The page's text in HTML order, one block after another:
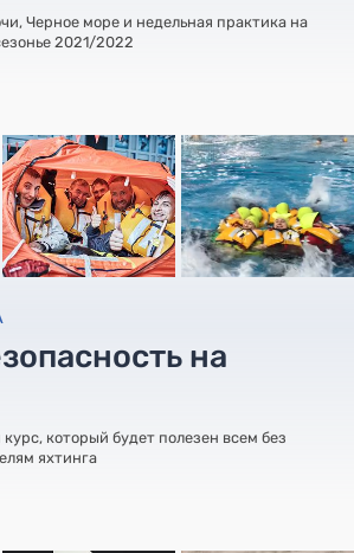
Черное море и недельная практика на
2021/2022
на
который будет полезен всем без
яхтинга